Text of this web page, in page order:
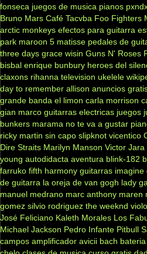
fonseca juegos de musica pianos
Bruno Mars Café Tacvba Foo Fighters
arctic monkeys efectos para guitarra
park maroon 5 matisse pedales de
three days grace wisin Guns N' Roses
bisbal enrique bunbury heroes del
claxons rihanna television ukelele
day to remember allison anuncios
grande banda el limon carla morrison
gian marco guitarras electricas juegos
bunkers marama no te va a gustar
ricky martin sin capo slipknot vicentico
Dire Straits Marilyn Manson Victor Jara
young autodidacta aventura blink-182
farruko fifth harmony guitarras imagine
de guitarra la oreja de van gogh lady
manuel medrano marc anthony maren
gomez silvio rodriguez the weeknd
José Feliciano Kaleth Morales Los
Michael Jackson Pedro Infante Pitbull
campos amplificador avicii bach